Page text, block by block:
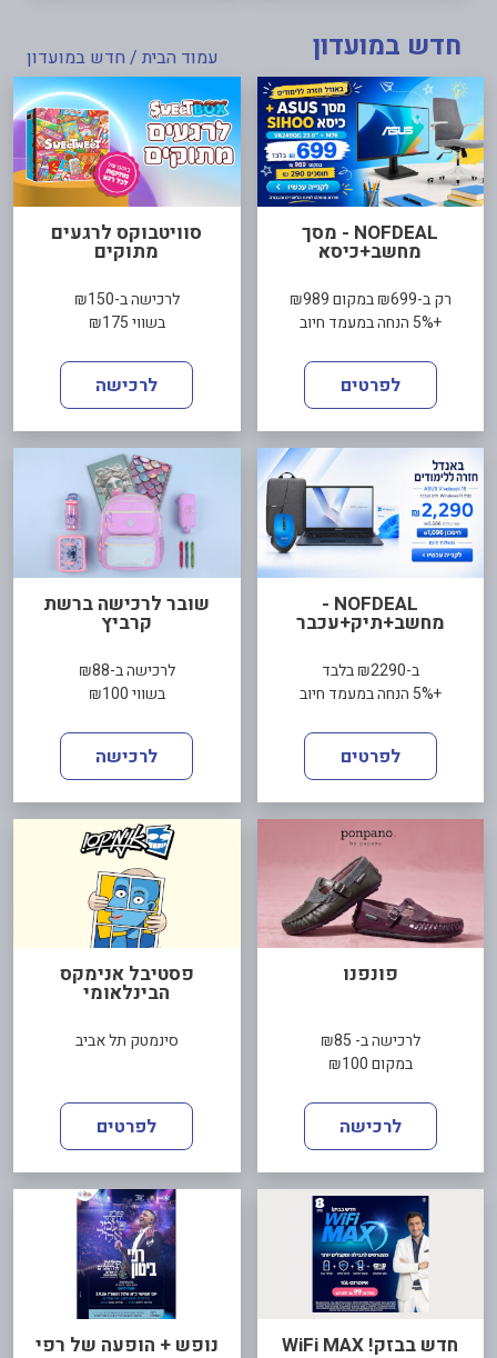
עמוד הבית / חדש במועדון חדש במועדון
NOFDEAL - מסך
מחשב+כיסא
רק ב-₪699 במקום ₪989
+5% הנחה במעמד חיוב
לפרטים
סוויטבוקס לרגעים
מתוקים
לרכישה ב-₪150
בשווי ₪175
לרכישה
NOFDEAL -
מחשב+תיק+עכבר
ב-₪2290 בלבד
+5% הנחה במעמד חיוב
לפרטים
שובר לרכישה ברשת
קרביץ
לרכישה ב-₪88
בשווי ₪100
לרכישה
פונפנו
לרכישה ב- ₪85
במקום ₪100
לרכישה
פסטיבל אנימקס
הבינלאומי
סינמטק תל אביב
לפרטים
חדש בבזק! WiFi MAX נופש + הופעה של רפי